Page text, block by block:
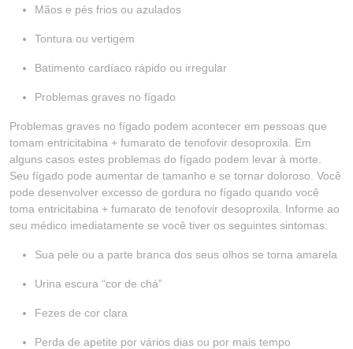
Mãos e pés frios ou azulados
Tontura ou vertigem
Batimento cardíaco rápido ou irregular
Problemas graves no fígado
Problemas graves no fígado podem acontecer em pessoas que
tomam entricitabina + fumarato de tenofovir desoproxila. Em
alguns casos estes problemas do fígado podem levar à morte.
Seu fígado pode aumentar de tamanho e se tornar doloroso. Você
pode desenvolver excesso de gordura no fígado quando você
toma entricitabina + fumarato de tenofovir desoproxila. Informe ao
seu médico imediatamente se você tiver os seguintes sintomas:
Sua pele ou a parte branca dos seus olhos se torna amarela
Urina escura “cor de chá”
Fezes de cor clara
Perda de apetite por vários dias ou por mais tempo